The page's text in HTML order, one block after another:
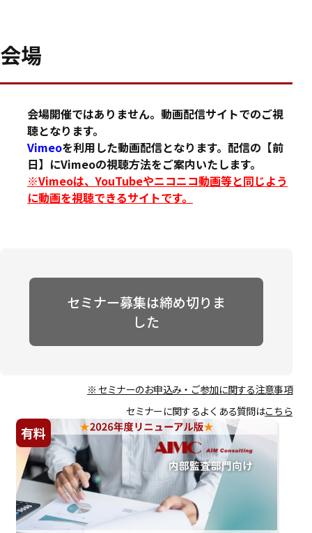
会場
会場開催ではありません。動画配信サイトでのご視
聴となります。
Vimeoを利用した動画配信となります。配信の【前
日】にVimeoの視聴方法をご案内いたします。
※Vimeoは、YouTubeやニコニコ動画等と同じよう
に動画を視聴できるサイトです。
セミナー募集は締め切りま
した
※ セミナーのお申込み・ご参加に関する注意事項
セミナーに関するよくある質問はこちら
有料